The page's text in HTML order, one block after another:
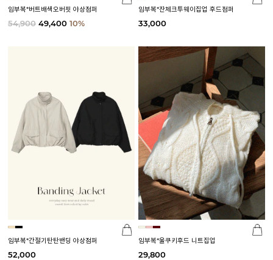
임부복*버트배색오버핏 야상점퍼
54,900 49,400 10%
임부복*잔체크투웨이집업 후드점퍼
33,000
임부복*간절기탄탄밴딩 야상점퍼
52,000
임부복*울쿠키후드 니트집업
29,800